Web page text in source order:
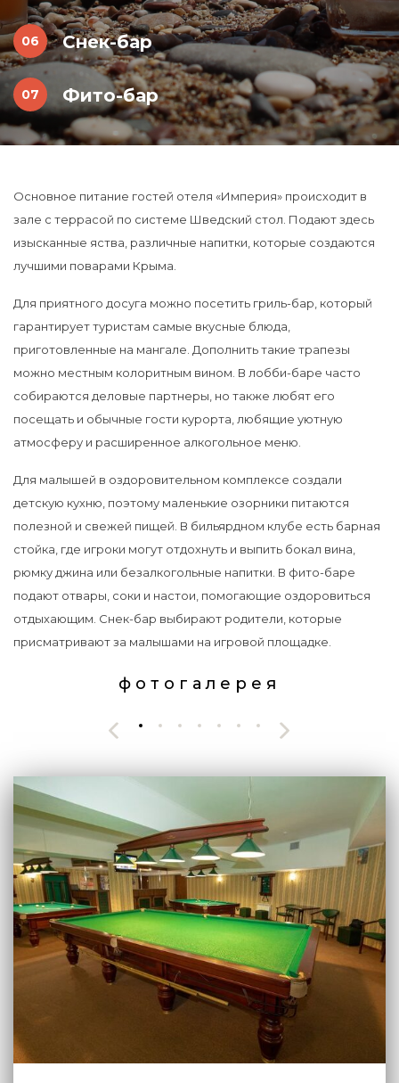
Снек-бар
Фито-бар
Основное питание гостей отеля «Империя» происходит в
зале с террасой по системе Шведский стол. Подают здесь
изысканные яства, различные напитки, которые создаются
лучшими поварами Крыма.
Для приятного досуга можно посетить гриль-бар, который
гарантирует туристам самые вкусные блюда,
приготовленные на мангале. Дополнить такие трапезы
можно местным колоритным вином. В лобби-баре часто
собираются деловые партнеры, но также любят его
посещать и обычные гости курорта, любящие уютную
атмосферу и расширенное алкогольное меню.
Для малышей в оздоровительном комплексе создали
детскую кухню, поэтому маленькие озорники питаются
полезной и свежей пищей. В бильярдном клубе есть барная
стойка, где игроки могут отдохнуть и выпить бокал вина,
рюмку джина или безалкогольные напитки. В фито-баре
подают отвары, соки и настои, помогающие оздоровиться
отдыхающим. Снек-бар выбирают родители, которые
присматривают за малышами на игровой площадке.
фотогалерея